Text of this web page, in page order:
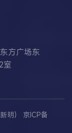
方广场东
室
明） 京ICP备